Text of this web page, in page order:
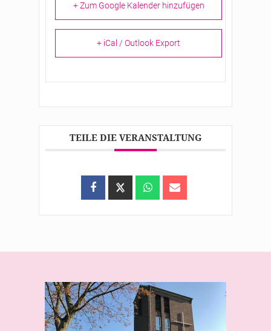
+ Zum Google Kalender hinzufügen
+ iCal / Outlook Export
TEILE DIE VERANSTALTUNG